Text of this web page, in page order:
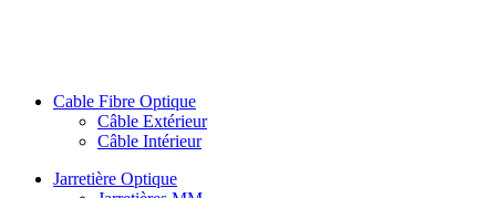
Cable Fibre Optique
Câble Extérieur
Câble Intérieur
Jarretière Optique